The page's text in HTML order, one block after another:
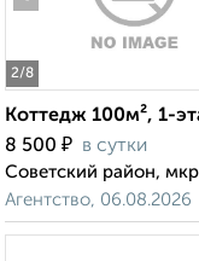
2/8
Коттедж 100м², 1-
8 500 ₽ в сутки
Советский район,
Агентство, 06.08.2026